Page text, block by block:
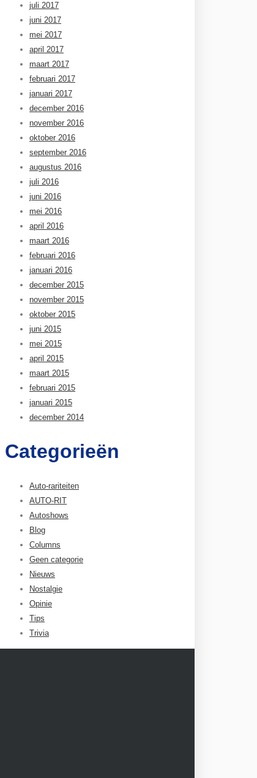
juli 2017
juni 2017
mei 2017
april 2017
maart 2017
februari 2017
januari 2017
december 2016
november 2016
oktober 2016
september 2016
augustus 2016
juli 2016
juni 2016
mei 2016
april 2016
maart 2016
februari 2016
januari 2016
december 2015
november 2015
oktober 2015
juni 2015
mei 2015
april 2015
maart 2015
februari 2015
januari 2015
december 2014
Categorieën
Auto-rariteiten
AUTO-RIT
Autoshows
Blog
Columns
Geen categorie
Nieuws
Nostalgie
Opinie
Tips
Trivia